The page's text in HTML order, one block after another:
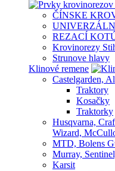
ČÍNSKE
REZACÍ
Krovinorezy
Strunove hlavy
Klinové remene
Castelgarden,
Traktory
Kosačky
Traktorky
Husqvarna,
Wizard,
MTD, Bolens
Murray,
Karsit